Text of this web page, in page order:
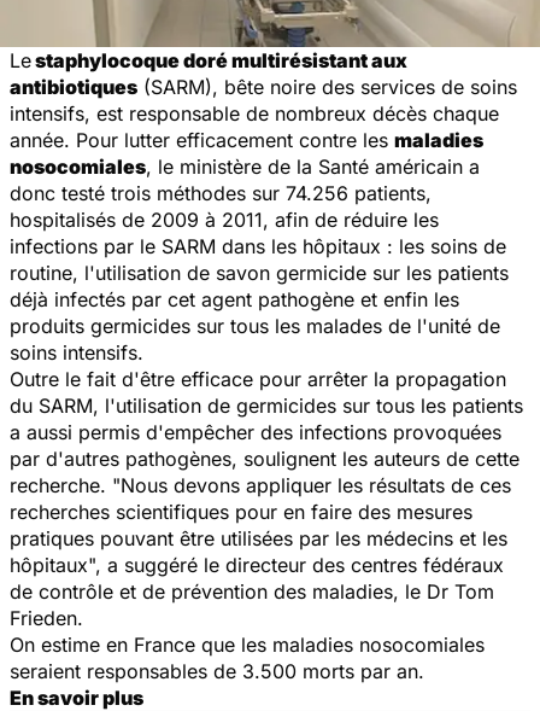
Lestaphylocoque doré multirésistant aux
antibiotiques (SARM), bête noire des services de soins
intensifs, est responsable de nombreux décès chaque
année. Pour lutter efficacement contre les maladies
nosocomiales, le ministère de la Santé américain a
donc testé trois méthodes sur 74.256 patients,
hospitalisés de 2009 à 2011, afin de réduire les
infections par le SARM dans les hôpitaux : les soins de
routine, l'utilisation de savon germicide sur les patients
déjà infectés par cet agent pathogène et enfin les
produits germicides sur tous les malades de l'unité de
soins intensifs.
Outre le fait d'être efficace pour arrêter la propagation
du SARM, l'utilisation de germicides sur tous les patients
a aussi permis d'empêcher des infections provoquées
par d'autres pathogènes, soulignent les auteurs de cette
recherche. "Nous devons appliquer les résultats de ces
recherches scientifiques pour en faire des mesures
pratiques pouvant être utilisées par les médecins et les
hôpitaux", a suggéré le directeur des centres fédéraux
de contrôle et de prévention des maladies, le Dr Tom
Frieden.
On estime en France que les maladies nosocomiales
seraient responsables de 3.500 morts par an.
En savoir plus